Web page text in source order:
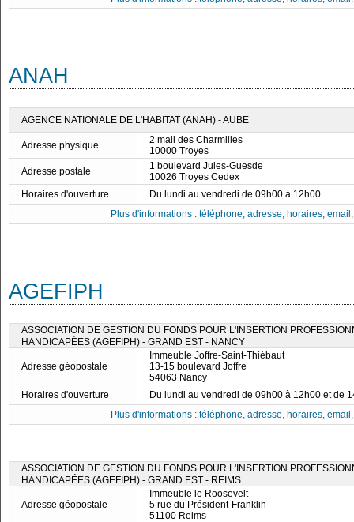
ANAH
AGENCE NATIONALE DE L'HABITAT (ANAH) - AUBE
Adresse physique
2 mail des Charmilles
10000 Troyes
Adresse postale
1 boulevard Jules-Guesde
10026 Troyes Cedex
Horaires d'ouverture
Du lundi au vendredi de 09h00 à 12h00
Plus d'informations : téléphone, adresse, horaires,
AGEFIPH
ASSOCIATION DE GESTION DU FONDS POUR L'INSERTION
HANDICAPÉES (AGEFIPH) - GRAND EST - NANCY
Adresse géopostale
Immeuble Joffre-Saint-Thiébaut
13-15 boulevard Joffre
54063 Nancy
Horaires d'ouverture
Du lundi au vendredi de 09h00 à 12h00 et de
Plus d'informations : téléphone, adresse, horaires,
ASSOCIATION DE GESTION DU FONDS POUR L'INSERTION
HANDICAPÉES (AGEFIPH) - GRAND EST - REIMS
Adresse géopostale
Immeuble le Roosevelt
5 rue du Président-Franklin
51100 Reims